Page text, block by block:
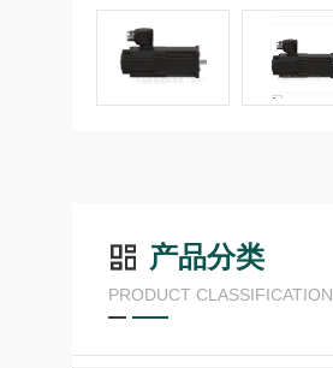
产品分类
PRODUCT CLASSIFICATION